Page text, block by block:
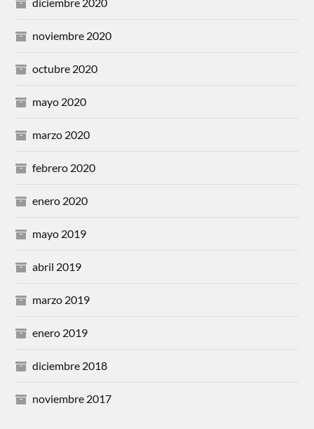
noviembre 2020
octubre 2020
mayo 2020
marzo 2020
febrero 2020
enero 2020
mayo 2019
abril 2019
marzo 2019
enero 2019
diciembre 2018
noviembre 2017